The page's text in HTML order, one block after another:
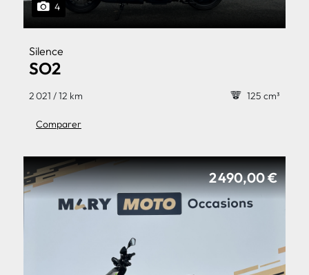
4
Silence
SO2
2 021 / 12 km 125 cm³
Comparer
2 490,00 €